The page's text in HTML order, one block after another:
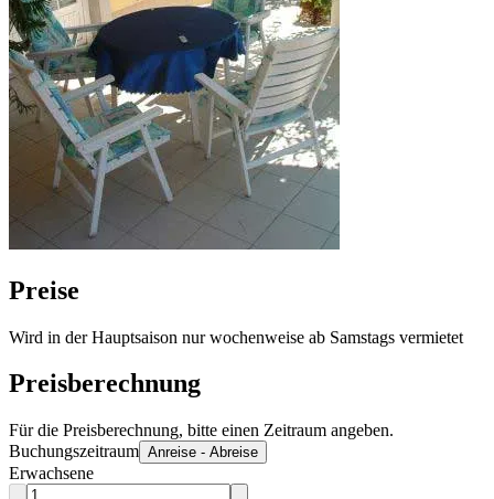
Preise
Wird in der Hauptsaison nur wochenweise ab Samstags vermietet
Preisberechnung
Für die Preisberechnung, bitte einen Zeitraum angeben.
Buchungszeitraum Anreise - Abreise
Erwachsene